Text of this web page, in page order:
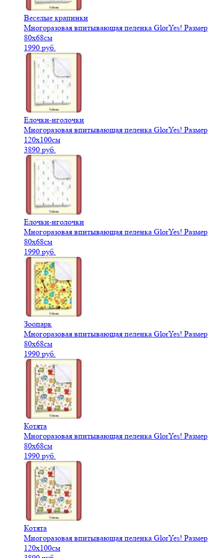
Веселые крапинки
Многоразовая впитывающая пеленка GlorYes! Размер
80х68см
1990 руб.
Елочки-иголочки
Многоразовая впитывающая пеленка GlorYes! Размер
120х100см
3890 руб.
Елочки-иголочки
Многоразовая впитывающая пеленка GlorYes! Размер
80х68см
1990 руб.
Зоопарк
Многоразовая впитывающая пеленка GlorYes! Размер
80х68см
1990 руб.
Котята
Многоразовая впитывающая пеленка GlorYes! Размер
80х68см
1990 руб.
Котята
Многоразовая впитывающая пеленка GlorYes! Размер
120х100см